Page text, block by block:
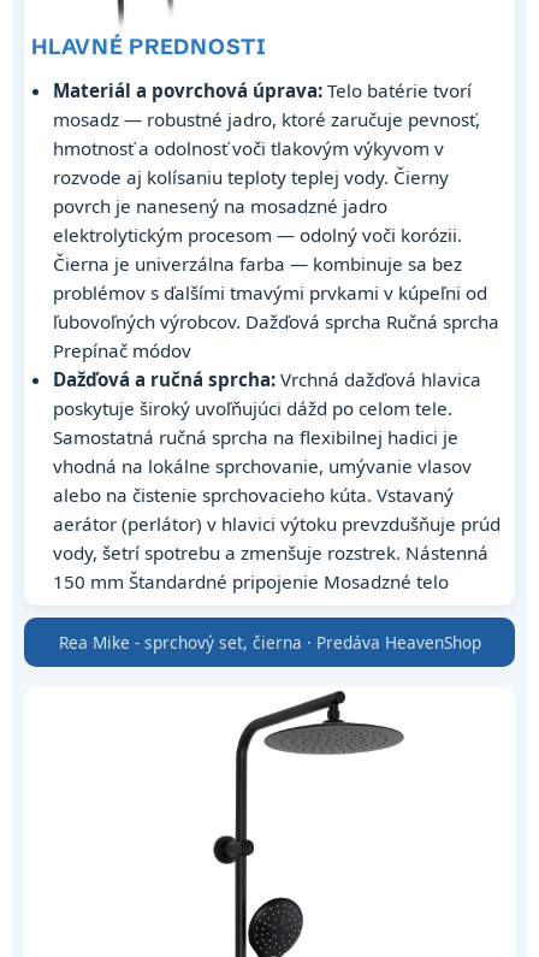
HLAVNÉ PREDNOSTI
Materiál a povrchová úprava: Telo batérie tvorí
mosadz — robustné jadro, ktoré zaručuje pevnosť,
hmotnosť a odolnosť voči tlakovým výkyvom v
rozvode aj kolísaniu teploty teplej vody. Čierny
povrch je nanesený na mosadzné jadro
elektrolytickým procesom — odolný voči korózii.
Čierna je univerzálna farba — kombinuje sa bez
problémov s ďalšími tmavými prvkami v kúpeľni od
ľubovoľných výrobcov. Dažďová sprcha Ručná sprcha
Prepínač módov
Dažďová a ručná sprcha: Vrchná dažďová hlavica
poskytuje široký uvoľňujúci dážd po celom tele.
Samostatná ručná sprcha na flexibilnej hadici je
vhodná na lokálne sprchovanie, umývanie vlasov
alebo na čistenie sprchovacieho kúta. Vstavaný
aerátor (perlátor) v hlavici výtoku prevzdušňuje prúd
vody, šetrí spotrebu a zmenšuje rozstrek. Nástenná
150 mm Štandardné pripojenie Mosadzné telo
Rea Mike - sprchový set, čierna · Predáva HeavenShop